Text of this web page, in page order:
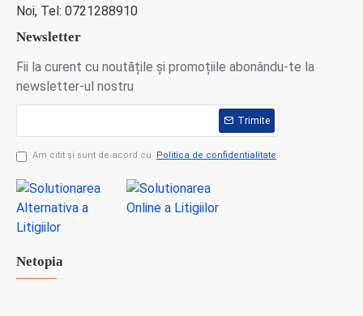
Noi, Tel: 0721288910
Newsletter
Fii la curent cu noutățile și promoțiile abonându-te la
newsletter-ul nostru
Trimite
Am citit şi sunt de acord cu Politica de confidentialitate
Netopia